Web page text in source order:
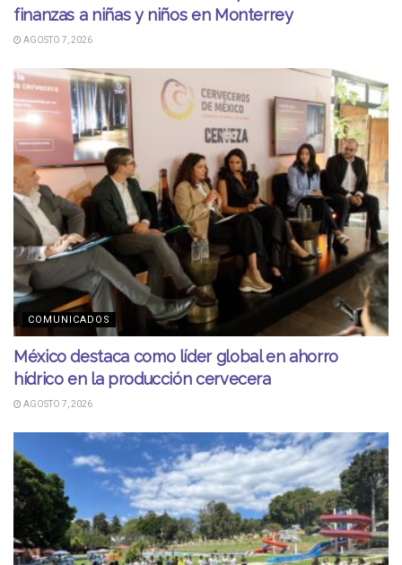
finanzas a niñas y niños en Monterrey
AGOSTO 7, 2026
COMUNICADOS
México destaca como líder global en ahorro
hídrico en la producción cervecera
AGOSTO 7, 2026